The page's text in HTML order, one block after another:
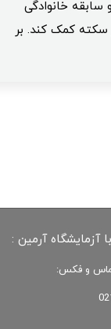
خانوادگی
کمک کند. بر
آزمایشگاه آرمین :
و فکس: